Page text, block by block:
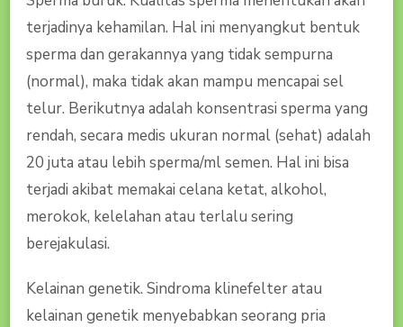
terjadinya kehamilan. Hal ini menyangkut bentuk
sperma dan gerakannya yang tidak sempurna
(normal), maka tidak akan mampu mencapai sel
telur. Berikutnya adalah konsentrasi sperma yang
rendah, secara medis ukuran normal (sehat) adalah
20 juta atau lebih sperma/ml semen. Hal ini bisa
terjadi akibat memakai celana ketat, alkohol,
merokok, kelelahan atau terlalu sering
berejakulasi.
Kelainan genetik. Sindroma klinefelter atau
kelainan genetik menyebabkan seorang pria